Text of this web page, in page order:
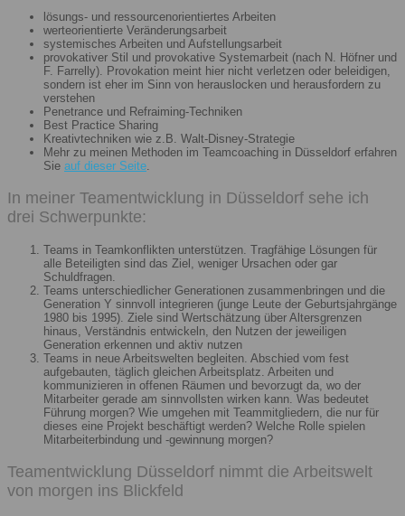
lösungs- und ressourcenorientiertes Arbeiten
werteorientierte Veränderungsarbeit
systemisches Arbeiten und Aufstellungsarbeit
provokativer Stil und provokative Systemarbeit (nach N. Höfner und
F. Farrelly). Provokation meint hier nicht verletzen oder beleidigen,
sondern ist eher im Sinn von herauslocken und herausfordern zu
verstehen
Penetrance und Refraiming-Techniken
Best Practice Sharing
Kreativtechniken wie z.B. Walt-Disney-Strategie
Mehr zu meinen Methoden im Teamcoaching in Düsseldorf erfahren
Sie auf dieser Seite.
In meiner Teamentwicklung in Düsseldorf sehe ich
drei Schwerpunkte:
Teams in Teamkonflikten unterstützen. Tragfähige Lösungen für
alle Beteiligten sind das Ziel, weniger Ursachen oder gar
Schuldfragen.
Teams unterschiedlicher Generationen zusammenbringen und die
Generation Y sinnvoll integrieren (junge Leute der Geburtsjahrgänge
1980 bis 1995). Ziele sind Wertschätzung über Altersgrenzen
hinaus, Verständnis entwickeln, den Nutzen der jeweiligen
Generation erkennen und aktiv nutzen
Teams in neue Arbeitswelten begleiten. Abschied vom fest
aufgebauten, täglich gleichen Arbeitsplatz. Arbeiten und
kommunizieren in offenen Räumen und bevorzugt da, wo der
Mitarbeiter gerade am sinnvollsten wirken kann. Was bedeutet
Führung morgen? Wie umgehen mit Teammitgliedern, die nur für
dieses eine Projekt beschäftigt werden? Welche Rolle spielen
Mitarbeiterbindung und -gewinnung morgen?
Teamentwicklung Düsseldorf nimmt die Arbeitswelt
von morgen ins Blickfeld